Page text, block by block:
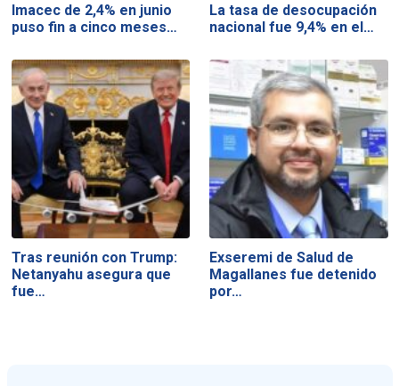
Imacec de 2,4% en junio
puso fin a cinco meses…
La tasa de desocupación
nacional fue 9,4% en el…
Tras reunión con Trump:
Netanyahu asegura que
fue…
Exseremi de Salud de
Magallanes fue detenido
por…